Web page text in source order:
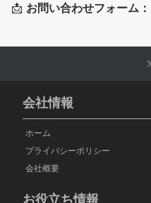
📩 お問い合わせフォーム：
会社情報
ホーム
プライバシーポリシー
会社概要
お役立ち情報